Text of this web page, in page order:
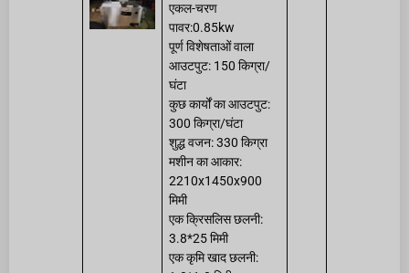
एकल-चरण
पावर:0.85kw
पूर्ण विशेषताओं वाला
आउटपुट: 150 किग्रा/
घंटा
कुछ कार्यों का आउटपुट:
300 किग्रा/घंटा
शुद्ध वजन: 330 किग्रा
मशीन का आकार:
2210x1450x900
मिमी
एक क्रिसलिस छलनी:
3.8*25 मिमी
एक कृमि खाद छलनी: